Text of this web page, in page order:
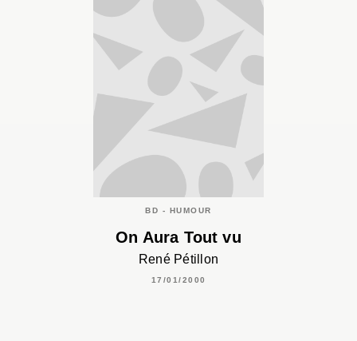
BD - HUMOUR
On Aura Tout vu
René Pétillon
17/01/2000